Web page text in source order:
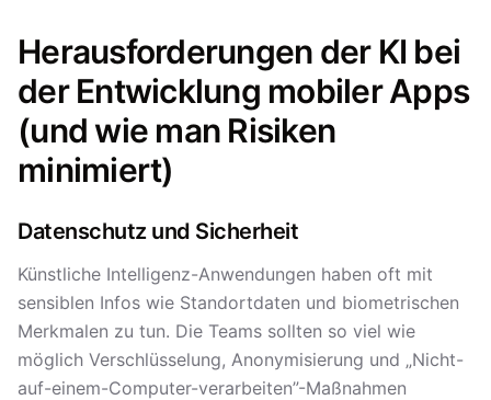
Herausforderungen der KI bei
der Entwicklung mobiler Apps
(und wie man Risiken
minimiert)
Datenschutz und Sicherheit
Künstliche Intelligenz-Anwendungen haben oft mit
sensiblen Infos wie Standortdaten und biometrischen
Merkmalen zu tun. Die Teams sollten so viel wie
möglich Verschlüsselung, Anonymisierung und „Nicht-
auf-einem-Computer-verarbeiten”-Maßnahmen